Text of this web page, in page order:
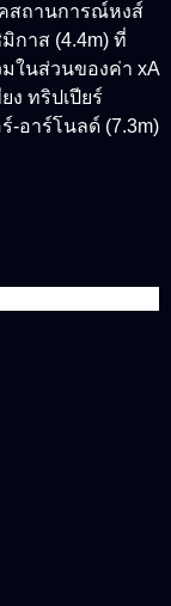
คสถานการณ์หงส์
กาส (4.4m) ที่
ในส่วนของค่า xA
ง ทริปเปียร์
-อาร์โนลด์ (7.3m)